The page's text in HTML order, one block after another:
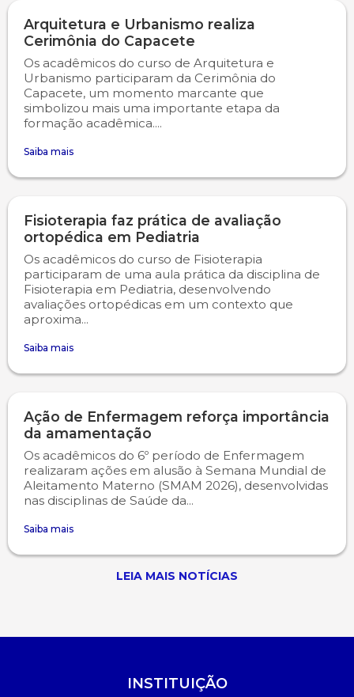
Arquitetura e Urbanismo realiza
Cerimônia do Capacete
Os acadêmicos do curso de Arquitetura e
Urbanismo participaram da Cerimônia do
Capacete, um momento marcante que
simbolizou mais uma importante etapa da
formação acadêmica....
Saiba mais
Fisioterapia faz prática de avaliação
ortopédica em Pediatria
Os acadêmicos do curso de Fisioterapia
participaram de uma aula prática da disciplina de
Fisioterapia em Pediatria, desenvolvendo
avaliações ortopédicas em um contexto que
aproxima...
Saiba mais
Ação de Enfermagem reforça importância
da amamentação
Os acadêmicos do 6º período de Enfermagem
realizaram ações em alusão à Semana Mundial de
Aleitamento Materno (SMAM 2026), desenvolvidas
nas disciplinas de Saúde da...
Saiba mais
LEIA MAIS NOTÍCIAS
INSTITUIÇÃO